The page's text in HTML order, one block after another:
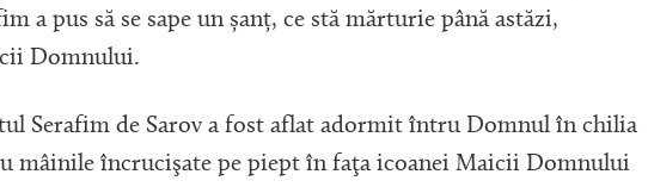
a pus să se sape un șanț, ce stă mărturie până astăzi,
Domnului.
Serafim de Sarov a fost aflat adormit întru Domnul în chilia
mâinile încrucişate pe piept în faţa icoanei Maicii Domnului